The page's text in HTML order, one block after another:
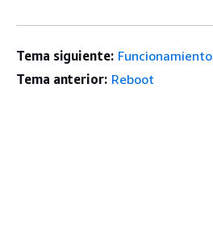
Tema siguiente: Funcionamiento
Tema anterior: Reboot